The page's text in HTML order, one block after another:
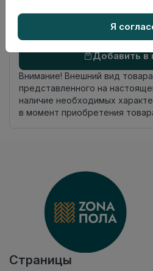
Добавить в
Внимание! Внешний вид
представленного на
наличие необходимых
в момент приобретения
Страницы
Я